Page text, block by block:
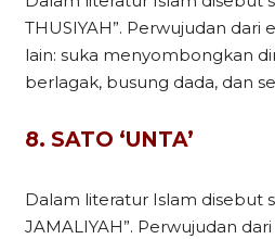
THUSIYAH”. Perwujudan dari
lain: suka menyombongkan
berlagak, busung dada, dan
8. SATO ‘UNTA’
Dalam literatur Islam disebut
JAMALIYAH”. Perwujudan